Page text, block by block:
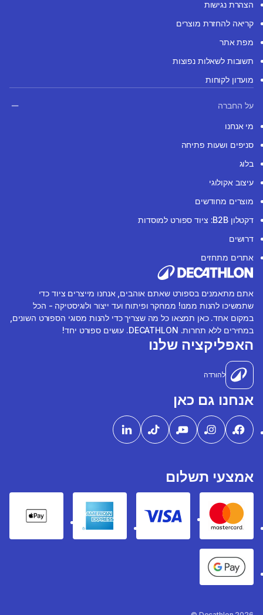
הצהרת נגישות
קריאה להחזרת מוצרים
מפת אתר
תשובות לשאלות נפוצות
מועדון לקוחות
על החברה
מי אנחנו
סניפים ושעות פתיחה
בלוג
עיצוב אקולוגי
מוצרים מחודשים
דקטלון B2B: ציוד ספורט למוסדות
דרושים
אתרים מתחזים
אתם מתאמנים בספורט שאתם אוהבים, אנחנו מייצרים ציוד כדי
שתמשיכו להנות ממנו! ממחקר ופיתוח ועד ייצור ולוגיסטיקה - הכל
במקום אחד. כאן תמצאו כל מה שצריך כדי להנות מסוגי הספורט השונים,
במחירים ללא תחרות. DECATHLON. עושים ספורט יחד!
האפליקציה שלנו
להורדה
אנחנו גם כאן
אמצעי תשלום
Mastercard
Visa
American express
Pay
Google Pay